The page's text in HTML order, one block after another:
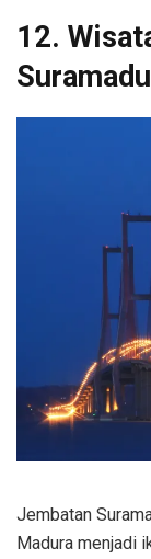
12.
Suramadu
Jembatan
Madura menjadi